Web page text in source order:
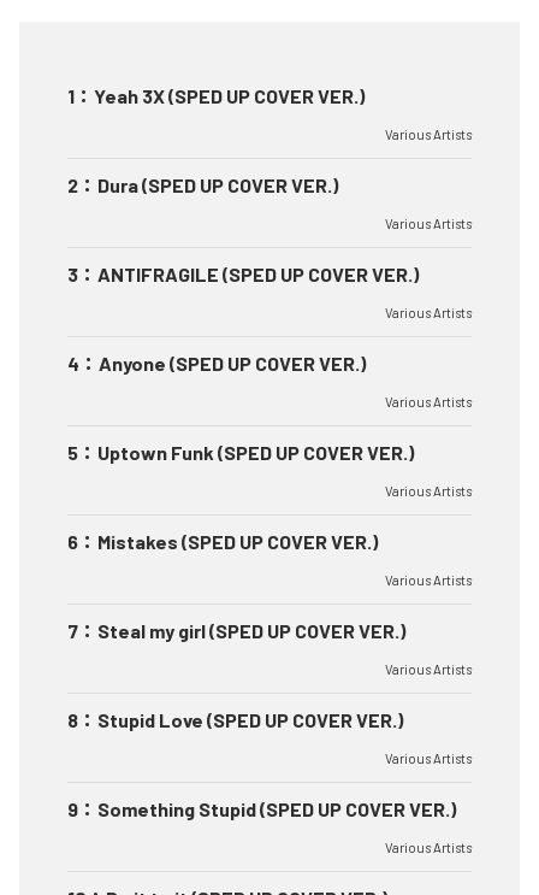
1 ： Yeah 3X (SPED UP COVER VER.)
Various Artists
2 ： Dura (SPED UP COVER VER.)
Various Artists
3 ： ANTIFRAGILE (SPED UP COVER VER.)
Various Artists
4 ： Anyone (SPED UP COVER VER.)
Various Artists
5 ： Uptown Funk (SPED UP COVER VER.)
Various Artists
6 ： Mistakes (SPED UP COVER VER.)
Various Artists
7 ： Steal my girl (SPED UP COVER VER.)
Various Artists
8 ： Stupid Love (SPED UP COVER VER.)
Various Artists
9 ： Something Stupid (SPED UP COVER VER.)
Various Artists